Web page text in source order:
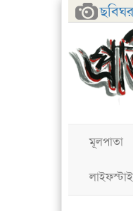
ছবিঘর
মূলপাতা